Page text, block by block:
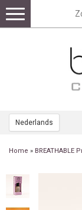
Nederlands
Toggle
navigation
Home » BREATHABLE